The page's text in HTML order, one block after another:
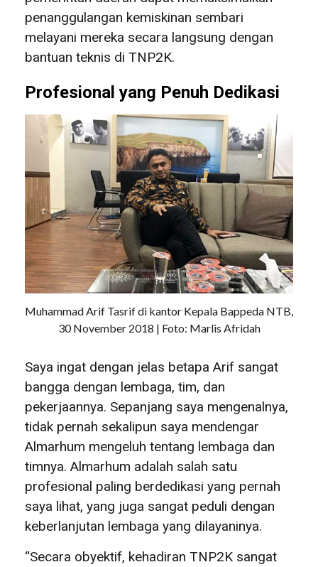
penanggulangan kemiskinan sembari
melayani mereka secara langsung dengan
bantuan teknis di TNP2K.
Profesional yang Penuh Dedikasi
Muhammad Arif Tasrif di kantor Kepala Bappeda NTB,
30 November 2018 | Foto: Marlis Afridah
Saya ingat dengan jelas betapa Arif sangat
bangga dengan lembaga, tim, dan
pekerjaannya. Sepanjang saya mengenalnya,
tidak pernah sekalipun saya mendengar
Almarhum mengeluh tentang lembaga dan
timnya. Almarhum adalah salah satu
profesional paling berdedikasi yang pernah
saya lihat, yang juga sangat peduli dengan
keberlanjutan lembaga yang dilayaninya.
“Secara obyektif, kehadiran TNP2K sangat